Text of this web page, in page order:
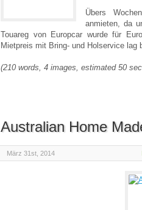
Übers
anmieten, da
Touareg von Europcar wurde für
Mietpreis mit Bring- und Holservice lag
(210 words, 4 images, estimated 50
Australian Home
März 31st, 2014